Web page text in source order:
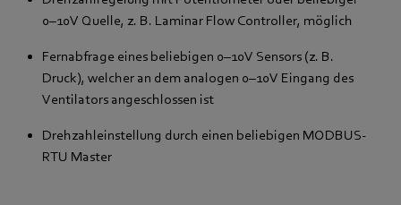
0–10V Quelle, z. B. Laminar Flow Controller, möglich
Fernabfrage eines beliebigen 0–10V Sensors (z. B.
Druck), welcher an dem analogen 0–10V Eingang des
Ventilators angeschlossen ist
Drehzahleinstellung durch einen beliebigen MODBUS-
RTU Master